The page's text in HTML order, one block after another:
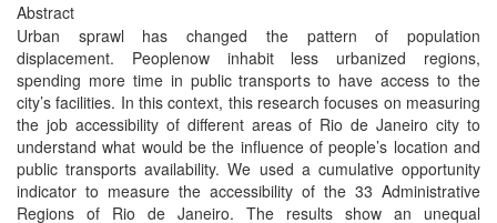
Abstract
Urban sprawl has changed the pattern of population
displacement. Peoplenow inhabit less urbanized regions,
spending more time in public transports to have access to the
city’s facilities. In this context, this research focuses on measuring
the job accessibility of different areas of Rio de Janeiro city to
understand what would be the influence of people’s location and
public transports availability. We used a cumulative opportunity
indicator to measure the accessibility of the 33 Administrative
Regions of Rio de Janeiro. The results show an unequal